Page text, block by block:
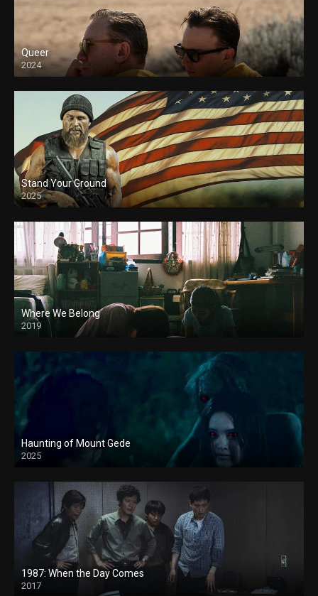
Queer
2024
Stand Your Ground
2025
Where We Belong
2019
Haunting of Mount Gede
2025
1987: When the Day Comes
2017